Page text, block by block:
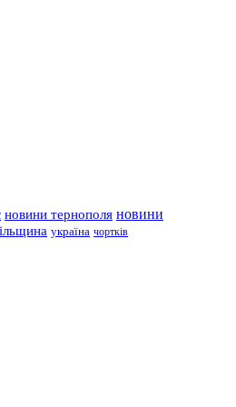
новини тернополя новини
україна чортків